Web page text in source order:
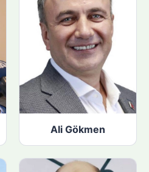
Ali Gökmen